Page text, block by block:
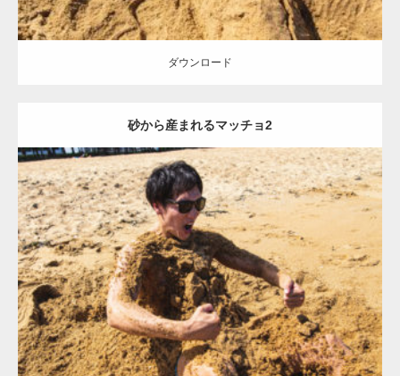
ダウンロード
砂から産まれるマッチョ2
Update:2021.07.8
Category:海のマッチョ オレンジの人 AKIHITO(細マッチョ)
ダウンロード